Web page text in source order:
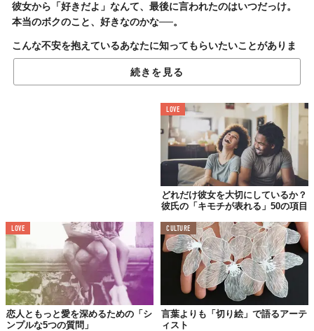
彼女から「好きだよ」なんて、最後に言われたのはいつだっけ。
本当のボクのこと、好きなのかな──。
こんな不安を抱えているあなたに知ってもらいたいことがありま
す。彼女が「好き」という言葉を口にできないのは、たった2文字
で表すのがもったいないくらい、あなたを心から想っているか
知ったから。そして、気持ちは日々の行動で示すものだと悟った
じゃあ、具体的にどんな行動で「好き」を表してるの？
」に掲載されていたRebecca Jane Stokes氏の記
から、いくつかの例を紹介します。
続きを見る
LOVE
どれだけ彼女を大切にしているか？
彼氏の「キモチが表れる」50の項目
LOVE
恋人ともっと愛を深めるための「シ
ンプルな5つの質問」
CULTURE
言葉よりも「切り絵」で語るアーテ
ィスト